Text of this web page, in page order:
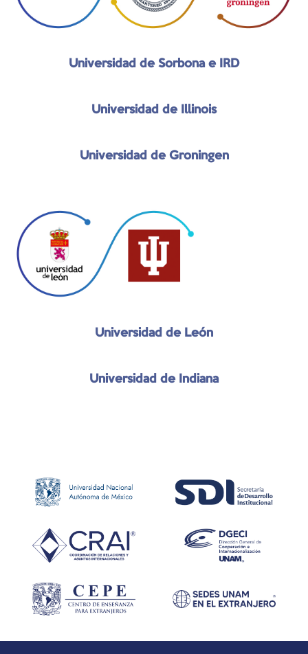
Universidad de Sorbona e IRD
Universidad de Illinois
Universidad de Groningen
Universidad de León
Universidad de Indiana